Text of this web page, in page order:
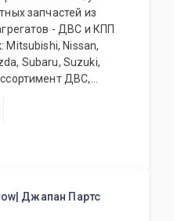
запчастей из
- ДВС и КПП
Mitsubishi, Nissan,
Subaru, Suzuki,
ДВС,
гарантия качества
цены и
и оптовых
Джапан Партс